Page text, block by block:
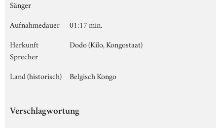
Sänger
Aufnahmedauer
01:17 min.
Herkunft
Sprecher
Dodo (Kilo, Kongostaat)
Land (historisch) Belgisch Kongo
Verschlagwortung